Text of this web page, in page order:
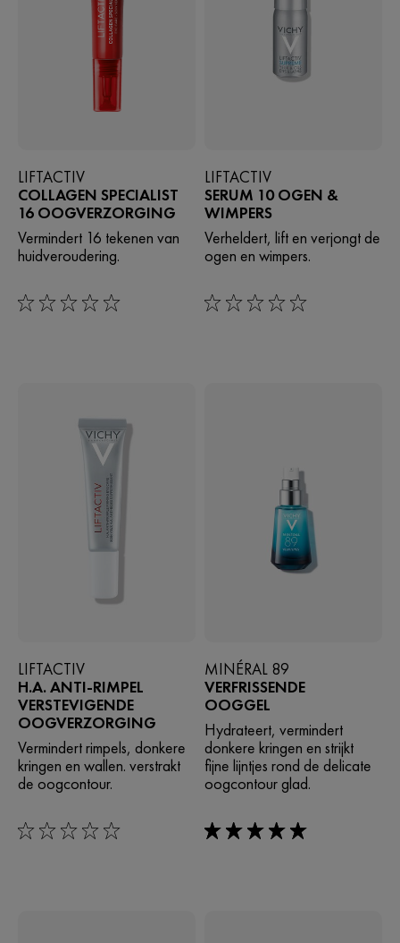
LIFTACTIV
COLLAGEN SPECIALIST
16 OOGVERZORGING
Vermindert 16 tekenen van
huidveroudering.
0/5
LIFTACTIV
SERUM 10 OGEN &
WIMPERS
Verheldert, lift en verjongt de
ogen en wimpers.
0/5
LIFTACTIV
H.A. ANTI-RIMPEL
VERSTEVIGENDE
OOGVERZORGING
Vermindert rimpels, donkere
kringen en wallen. verstrakt
de oogcontour.
0/5
MINÉRAL 89
VERFRISSENDE
OOGGEL
Hydrateert, vermindert
donkere kringen en strijkt
fijne lijntjes rond de delicate
oogcontour glad.
5/5